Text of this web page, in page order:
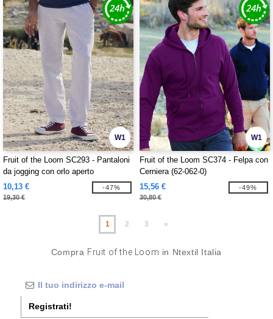
W1
Fruit of the Loom SC293 - Pantaloni
da jogging con orlo aperto
10,13 €
19,30 €
-47%
W1
Fruit of the Loom SC374 - Felpa con
Cerniera (62-062-0)
15,56 €
30,80 €
-49%
1 2 3 »
Compra Fruit of the Loom in Ntextil Italia
Registrati!